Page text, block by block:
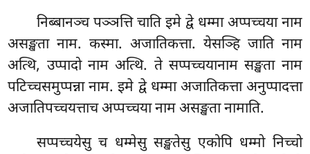
निब्बानञ्च पञ्ञत्ति चाति इमे द्वे धम्मा अप्पच्चया नाम
असङ्खता नाम. कस्मा. अजातिकत्ता. येसञ्हि जाति नाम
अत्थि, उप्पादो नाम अत्थि. ते सप्पच्चयानाम सङ्खता नाम
पटिच्चसमुप्पन्ना नाम. इमे द्वे धम्मा अजातिकत्ता अनुप्पादत्ता
अजातिपच्चयत्ताच अप्पच्चया नाम असङ्खता नामाति.
सप्पच्चयेसु च धम्मेसु सङ्खतेसु एकोपि धम्मो निच्चो